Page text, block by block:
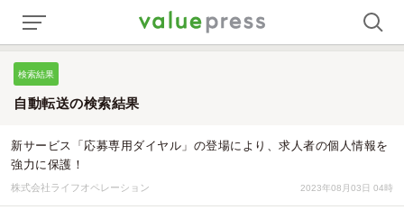
検索結果
自動転送の検索結果
新サービス「応募専用ダイヤル」の登場により、求人者の個人情報を
強力に保護！
株式会社ライフオペレーション 2023年08月03日 04時